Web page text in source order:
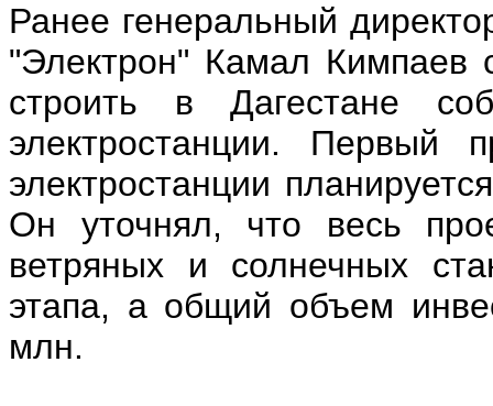
Ранее генеральный
"Электрон" Камал Кимпаев
строить в Дагестане
электростанции. Первый
электростанции
Он уточнял, что весь
ветряных и солнечных
этапа, а общий объем
млн.